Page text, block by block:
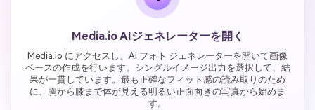
Media.io AIジェネレーターを開く
Media.io にアクセスし、AI フォト ジェネレーターを開いて画像
ベースの作成を行います。シングルイメージ出力を選択して、結
果が一貫しています。最も正確なフィット感の読み取りのため
に、胸から膝まで体が見える明るい正面向きの写真から始めま
す。